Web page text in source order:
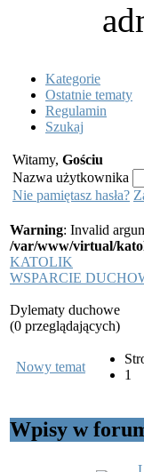
Kategorie
Ostatnie tematy
Regulamin
Szukaj
Witamy, Gościu
Nazwa użytkownika
Nie pamiętasz hasła?
Warning: Invalid
/var/www/virtual/
KATOLIK
WSPARCIE
Dylematy duchowe
(0 przeglądających)
Nowy temat
1
Wpisy w